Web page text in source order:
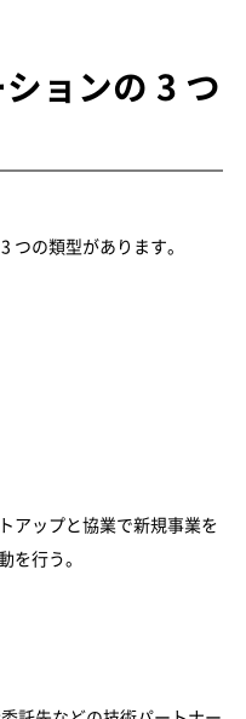
ョンの 3 つ
つの類型があります。
アップと協業で新規事業を
を行う。